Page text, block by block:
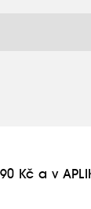
Kč a v